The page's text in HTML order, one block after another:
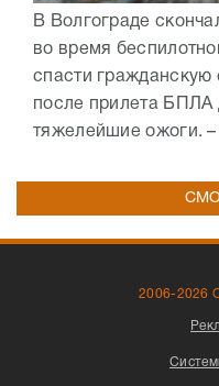
В Волгограде
во время
спасти гражданскую
после прилета БПЛА
тяжелейшие ожоги.
2006-